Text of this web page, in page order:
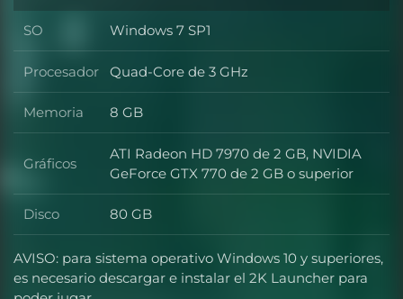
SO SO
Windows 7 SP1
Procesador Procesador
Quad-Core de 3 GHz
Memoria Memoria
8 GB
Gráficos Gráficos
ATI Radeon HD 7970 de 2 GB, NVIDIA
GeForce GTX 770 de 2 GB o superior
Disco Disco
80 GB
AVISO: para sistema operativo Windows 10 y superiores,
es necesario descargar e instalar el 2K Launcher para